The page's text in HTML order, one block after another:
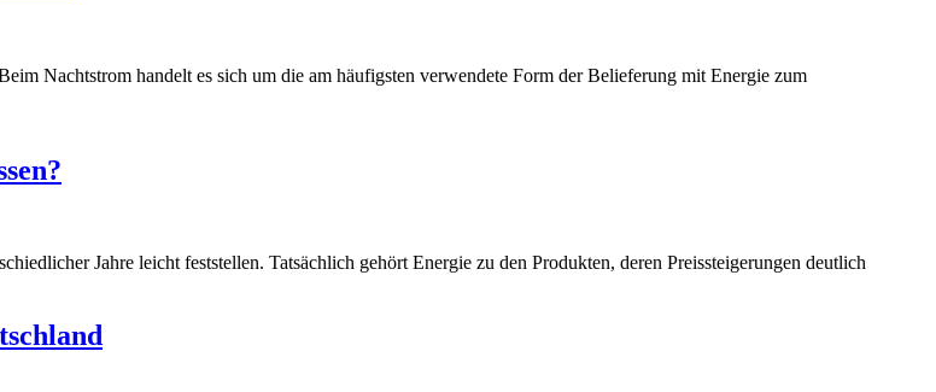
Nachtstrom handelt es sich um die am häufigsten verwendete Form der Belieferung mit Energie zum
Jahre leicht feststellen. Tatsächlich gehört Energie zu den Produkten, deren Preissteigerungen deutlich